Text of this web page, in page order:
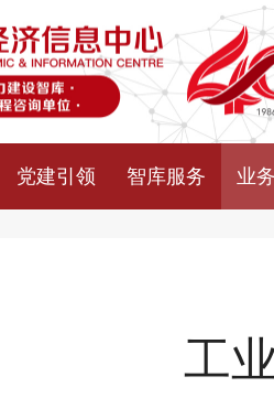
党建引领 智库服务 业
工